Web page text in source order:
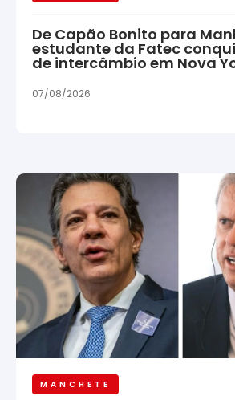
De Capão Bonito para
estudante da Fatec
de intercâmbio em Nova
07/08/2026
MANCHETE